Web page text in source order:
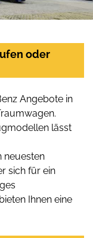
oder
Angebote in
lässt
neuesten
sich für ein
Ihnen eine